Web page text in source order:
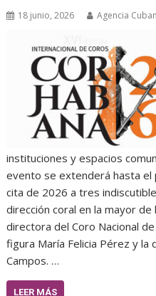
18 junio, 2026 Agencia
instituciones y espacios
evento se extenderá hasta el
cita de 2026 a tres
dirección coral en la mayor de
directora del Coro Nacional
figura María Felicia Pérez y la
Campos. …
LEER MÁS